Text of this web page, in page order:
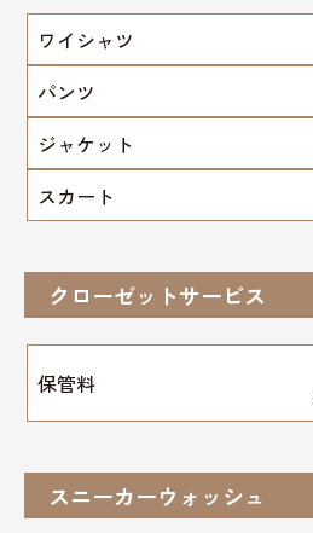
ワイシャツ
パンツ
ジャケット
スカート
クローゼットサービス
保管料
スニーカーウォッシュ